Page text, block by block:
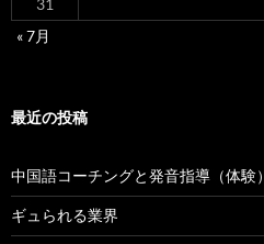
31
« 7月
最近の投稿
中国語コーチングと発音指導（体験）
ギュられる業界